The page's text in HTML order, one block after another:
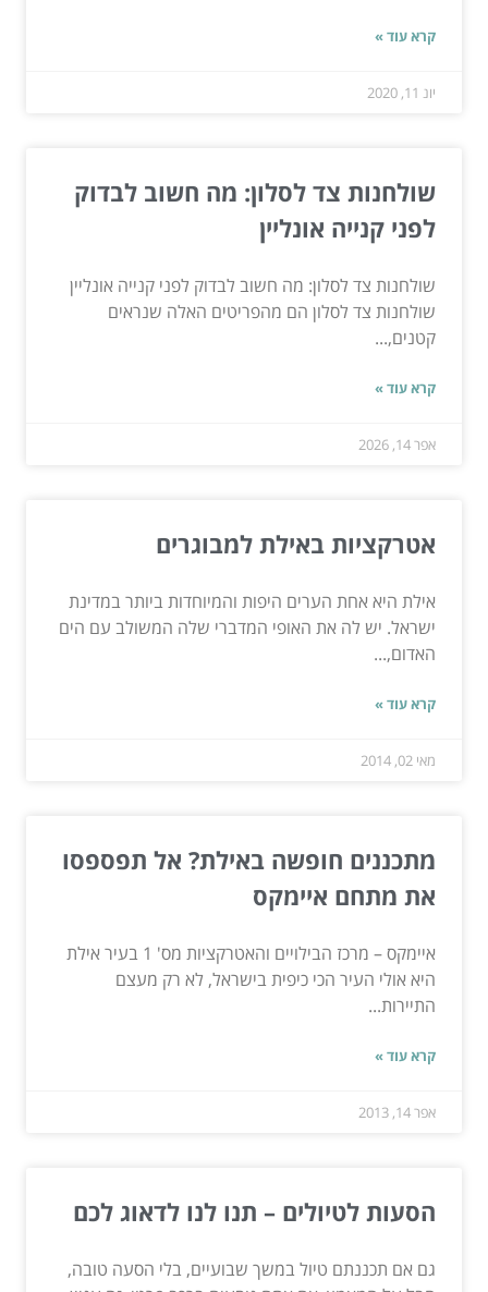
קרא עוד »
יונ 11, 2020
שולחנות צד לסלון: מה חשוב לבדוק
לפני קנייה אונליין
שולחנות צד לסלון: מה חשוב לבדוק לפני קנייה אונליין
שולחנות צד לסלון הם מהפריטים האלה שנראים
קטנים,...
קרא עוד »
אפר 14, 2026
אטרקציות באילת למבוגרים
אילת היא אחת הערים היפות והמיוחדות ביותר במדינת
ישראל. יש לה את האופי המדברי שלה המשולב עם הים
האדום,...
קרא עוד »
מאי 02, 2014
מתכננים חופשה באילת? אל תפספסו
את מתחם איימקס
איימקס – מרכז הבילויים והאטרקציות מס' 1 בעיר אילת
היא אולי העיר הכי כיפית בישראל, לא רק מעצם
התיירות...
קרא עוד »
אפר 14, 2013
הסעות לטיולים – תנו לנו לדאוג לכם
גם אם תכננתם טיול במשך שבועיים, בלי הסעה טובה,